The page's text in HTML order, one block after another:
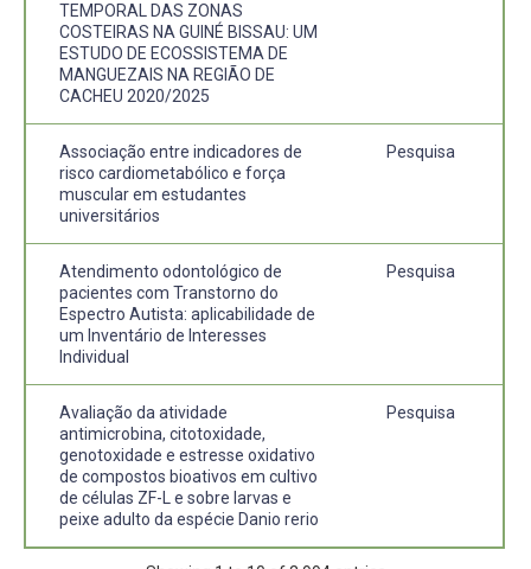
TEMPORAL DAS ZONAS
COSTEIRAS NA GUINÉ BISSAU: UM
ESTUDO DE ECOSSISTEMA DE
MANGUEZAIS NA REGIÃO DE
CACHEU 2020/2025
Associação entre indicadores de
risco cardiometabólico e força
muscular em estudantes
universitários
Pesquisa
Atendimento odontológico de
pacientes com Transtorno do
Espectro Autista: aplicabilidade de
um Inventário de Interesses
Individual
Pesquisa
Avaliação da atividade
antimicrobina, citotoxidade,
genotoxidade e estresse oxidativo
de compostos bioativos em cultivo
de células ZF-L e sobre larvas e
peixe adulto da espécie Danio rerio
Pesquisa